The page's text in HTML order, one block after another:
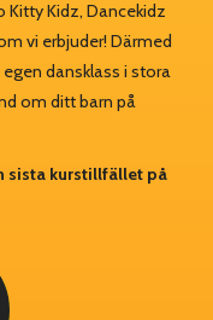
Kitty Kidz, Dancekidz
vi erbjuder! Därmed
dansklass i stora
om ditt barn på
sista kurstillfället på